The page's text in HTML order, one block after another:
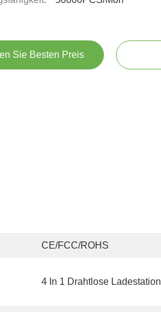
Sie Besten Preis
CE/FCC/ROHS
4 In 1 Drahtlose Ladestation